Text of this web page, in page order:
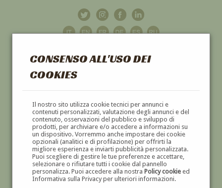
CONSENSO ALL'USO DEI
COOKIES
Il nostro sito utilizza cookie tecnici per annunci e
contenuti personalizzati, valutazione degli annunci e del
contenuto, osservazioni del pubblico e sviluppo di
prodotti, per archiviare e/o accedere a informazioni su
un dispositivo. Vorremmo anche impostare dei cookie
opzionali (analitici e di profilazione) per offrirti la
migliore esperienza e inviarti pubblicità personalizzata.
Puoi scegliere di gestire le tue preferenze e accettare,
selezionare o rifiutare tutti i cookie dal pannello
personalizza. Puoi accedere alla nostra Policy cookieed
Informativa sulla Privacy per ulteriori informazioni.
GALLERIAD'ARTE
DIPINTI E SCULTURE '800 E '900